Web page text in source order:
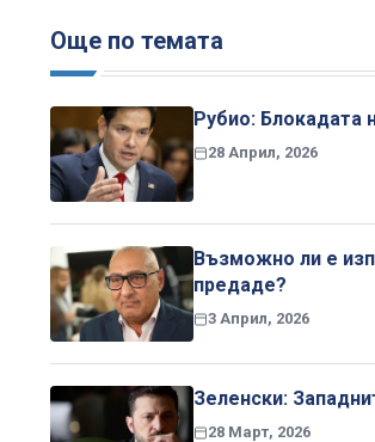
Още по темата
Рубио: Блокадата
28 Април, 2026
Възможно ли е
предаде?
3 Април, 2026
Зеленски:
28 Март, 2026